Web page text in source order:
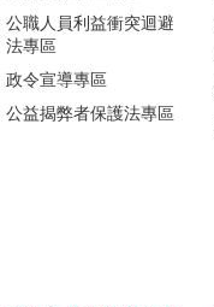
公職人員利益衝突迴避
法專區
政令宣導專區
公益揭弊者保護法專區